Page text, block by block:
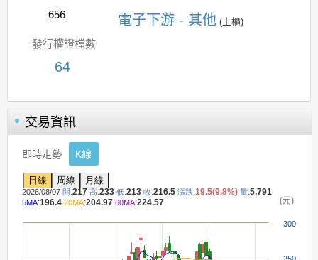
656
電子下游 - 其他 (上櫃)
發行權證檔數
64
交易資訊
即時走勢 K線